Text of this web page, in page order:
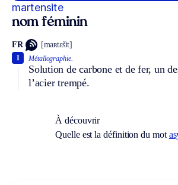
martensite
nom féminin
FR [maʀtɛ̃sit]
Métallographie.
Solution de carbone et de fer, un
l’acier trempé.
1
À découvrir
Quelle est la définition du mot